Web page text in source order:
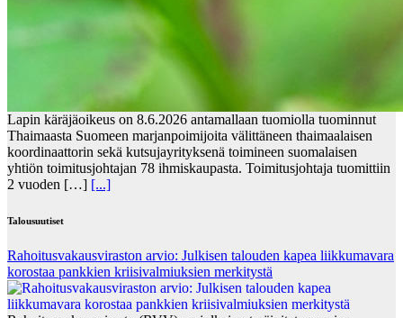
Lapin käräjäoikeus on 8.6.2026 antamallaan tuomiolla tuominnut
Thaimaasta Suomeen marjanpoimijoita välittäneen thaimaalaisen
koordinaattorin sekä kutsujayrityksenä toimineen suomalaisen
yhtiön toimitusjohtajan 78 ihmiskaupasta. Toimitusjohtaja tuomittiin
2 vuoden […] [...]
Talousuutiset
Rahoitusvakausviraston arvio: Julkisen talouden kapea liikkumavara
korostaa pankkien kriisivalmiuksien merkitystä